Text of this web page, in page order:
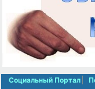
Социальный Портал